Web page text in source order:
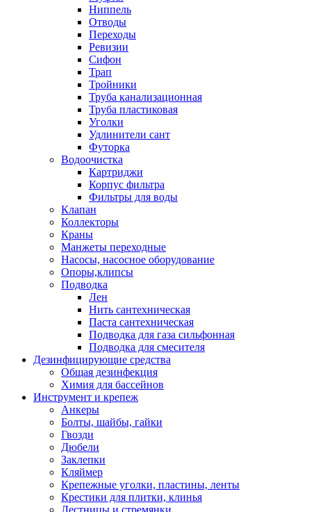
Ниппель
Отводы
Переходы
Ревизии
Сифон
Трап
Тройники
Труба канализационная
Труба пластиковая
Уголки
Удлинители сант
Футорка
Водоочистка
Картриджи
Корпус фильтра
Фильтры для воды
Клапан
Коллекторы
Краны
Манжеты переходные
Насосы, насосное оборудование
Опоры,клипсы
Подводка
Лен
Нить сантехническая
Паста сантехническая
Подводка для газа сильфонная
Подводка для смесителя
Дезинфицирующие средства
Общая дезинфекция
Химия для бассейнов
Инструмент и крепеж
Анкеры
Болты, шайбы, гайки
Гвозди
Дюбели
Заклепки
Кляймер
Крепежные уголки, пластины, ленты
Крестики для плитки, клинья
Лестницы и стремянки